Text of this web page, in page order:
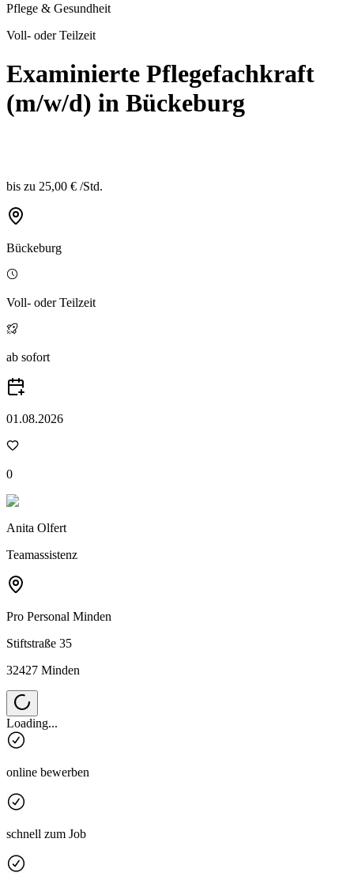
Pflege & Gesundheit
Voll- oder Teilzeit
Examinierte Pflegefachkraft
(m/w/d) in Bückeburg
bis zu 25,00 € /Std.
Bückeburg
Voll- oder Teilzeit
ab sofort
01.08.2026
0
Anita Olfert
Teamassistenz
Pro Personal Minden
Stiftstraße 35
32427 Minden
Loading...
online bewerben
schnell zum Job